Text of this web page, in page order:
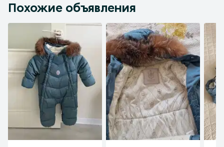
Похожие объявления